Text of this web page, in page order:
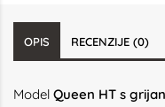
OPIS RECENZIJE (0)
Model Queen HT s